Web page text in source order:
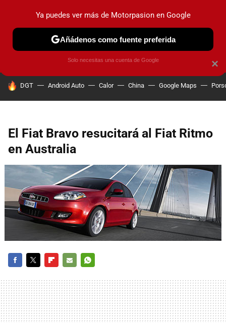
PRUEBAS COCHES ELÉCTRICOS OBSERVATORIO
HOY SE HABLA DE
DGT Android Auto Calor China Google Maps
El Fiat Bravo resucitará al Fiat Ritmo
en Australia
MAIL
×
Ya puedes ver más de Motorpasion en Google
Añádenos como fuente preferida
Solo necesitas una cuenta de Google